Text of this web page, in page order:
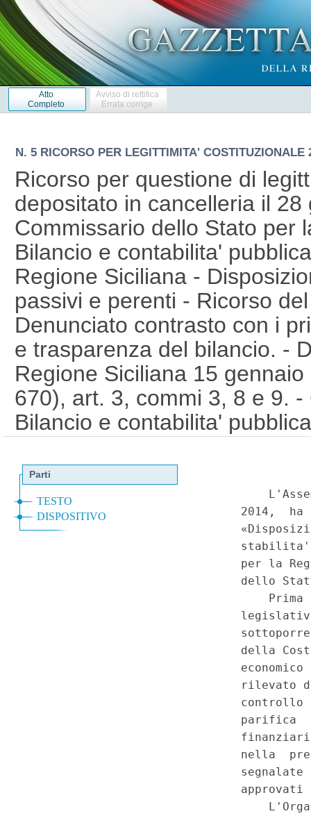
Atto
Completo
Avviso di rettifica
Errata corrige
N. 5 RICORSO PER LEGITTIMITA' COSTITUZIONALE
Ricorso per questione di legittimita' costituzionale depositato in cancelleria il 28 gennaio 2014 (del Commissario dello Stato per la Regione Siciliana). Bilancio e contabilita' pubblica - Legge di stabilita' della Regione Siciliana - Disposizioni in materia di residui passivi e perenti - Ricorso del Commissario dello Stato - Denunciato contrasto con i principi di chiarezza, veridicita' e trasparenza del bilancio. - Delibera legislativa della Regione Siciliana 15 gennaio 2014 (disegno di legge n. 670), art. 3, commi 3, 8 e 9. - Costituzione, artt. 81 e 97. Bilancio e contabilita' pubblica - Legge di stabilita' della Regione Siciliana - Riduzione (dal 20 per cento al 13 per cento) dell'aliquota di prodotto dovuta annualmente dal titolare di concessione di coltivazione di giacimenti di idrocarburi liquidi e gassosi e di gas diversi dagli idrocarburi - Ricorso del Commissario dello Stato - Rinunciata mancanza di quantificazione e copertura dell'onere finanziario. - Delibera legislativa della Regione Siciliana 15 gennaio 2014 (disegno di legge n. 670), art. 5, comma 2 [modificativo dell'art. 13, comma 1, della legge regionale 15 maggio 2013, n. 9]. - Costituzione, art. 81. Bilancio e contabilita' pubblica - Legge di stabilita' della Regione Siciliana - Assoggettamento delle segnalazioni certificate di inizio attivita' (SCIA) alle corrispondenti tasse sulle concessioni regionali - Ricorso del Commissario dello Stato - Denunciata invasione della competenza statale esclusiva in materia di tributi erariali. - Delibera legislativa della Regione Siciliana 15 gennaio 2014 (disegno di legge n. 670), art. 5, comma 3. - Costituzione, art. 117, comma secondo, lett. e). Bilancio e contabilita' pubblica - Legge di stabilita' della Regione Siciliana - Prevista stipula di convenzione non onerosa con l'Agenzia delle entrate per lo svolgimento delle attivita' di liquidazione, accertamento e riscossione dell'IRAP - Ricorso del Commissario dello Stato - Denunciato contrasto con la normativa statale di riferimento - Disparita' di trattamento rispetto alle altre Amministrazioni regionali - Lesione della competenza statale esclusiva in materia di "ordinamento e organizzazione amministrativa dello Stato e degli enti pubblici nazionali". - Delibera legislativa della Regione Siciliana 15 gennaio 2014 (disegno di legge n. 670), art. 5, comma 5, sostitutivo dei commi 4 e 5 dell'articolo 10 della legge regionale 12 maggio 2010, n. 11. - Costituzione, art. 117, comma secondo, lett. g); d.lgs. 15 dicembre 1997, n. 446, art. 26; d.lgs. 6 maggio 2011, n. 681, art. 10, comma 4; d.lgs. 30 luglio 1999, n. 300, artt. 59 e 70. Bilancio e contabilita' pubblica - Legge di stabilita' della Regione Siciliana - Divieto di variazioni in aumento dei canoni irrigui per la stagione agraria 2014 - Ricorso del Commissario dello Stato - Denunciata lesione del principio di buon andamento della pubblica amministrazione. - Delibera legislativa della Regione Siciliana 15 gennaio 2014 (disegno di legge n. 670), art. 5, comma 6. - Costituzione, art. 97. Bilancio e contabilita' pubblica - Legge di stabilita' della Regione Siciliana [- Autorizzazione per gli anni 2014-2016 di spese per finanziamenti ai Comuni] - Ricorso del Commissario dello Stato - Denunciata mancanza di copertura credibile, sufficientemente sicura e affidabile degli oneri posti a carico del bilancio regionale. - Delibera legislativa della Regione Siciliana 15 gennaio 2014 (disegno di legge n. 670), art. 6, commi 8 e 9. - Costituzione, art. 81. Bilancio e contabilita' pubblica - Legge di stabilita' della Regione Siciliana - Destinazione a favore dei servizi socio-sanitari dei risparmi conseguenti alla riduzione di 100 milioni di euro della spesa sanitaria regionale per acquisto di beni e servizi - Ricorso del Commissario dello Stato - Denunciata adozione unilaterale di un intervento in materia di sanita' non coerente con il Programma operativo per il triennio 2013-2015 - Violazione del principio di leale collaborazione. - Delibera legislativa della Regione Siciliana 15 gennaio 2014 (disegno di legge n. 670), art. 8, comma 2. - Costituzione, art. 120. Bilancio e contabilita' pubblica - Legge di stabilita' della Regione Siciliana - Destinazione dei risparmi di spesa derivanti dalla soppressione delle cariche dei coordinatori sanitari e amministrativi al finanziamento di progetti per le attivita' sportive dei disabili o delle persone affette da autismo - Ricorso del Commissario dello Stato - Denunciata incidenza su disponibilita' vincolate dai contratti collettivi - Invasione della competenza statale esclusiva in materia di "ordinamento civile". - Delibera legislativa della Regione Siciliana 15 gennaio 2014 (disegno di legge n. 670), art. 9, comma 3. - Costituzione, art. 117, comma secondo, lett. l). Bilancio e contabilita' pubblica - Legge di stabilita' della Regione Siciliana - Affidamento di servizi ausiliari sanitari secondari (di pulizie) alla societa' «Sicilia emergenza urgenza sanitaria» (SEUS) - Ricorso del Commissario dello Stato - Denunciata carenza di garanzie che il corrispettivo da pagare sia inferiore a quello attuale. - Delibera legislativa della Regione Siciliana 15 gennaio 2014 (disegno di legge n. 670), art. 10. - Costituzione, art. 97. Bilancio e contabilita' pubblica - Legge di stabilita' della Regione Siciliana - Divieto alle societa' partecipate dalla Regione ed agli enti regionali di esternalizzare servizi per i quali puo' essere utilizzato il